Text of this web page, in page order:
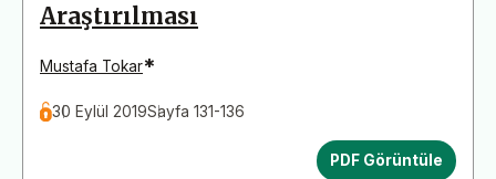
Araştırılması
Mustafa Tokar*
30 Eylül 2019Sayfa 131-136
PDF Görüntüle